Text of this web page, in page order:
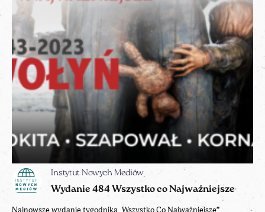
Instytut Nowych Mediów
Wydanie 484 Wszystko co Najważniejsze